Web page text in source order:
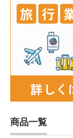
商品一覧